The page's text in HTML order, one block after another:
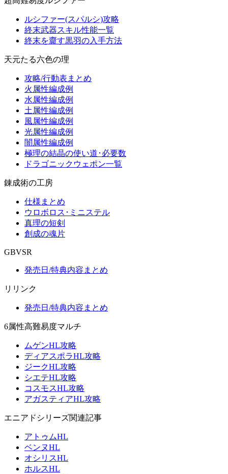
ルシファー(スパルシ)攻略
終末武器スキル性能一覧
終末を齎す黒羽の入手方法
天元たる六色の理
攻略/行動表まとめ
火属性編成例
水属性編成例
土属性編成例
風属性編成例
光属性編成例
闇属性編成例
極理の結晶の使い道･必要数
ドラゴニックウェポン一覧
錬成術の工房
仕様まとめ
ウロボロス･ミニステル
真理の短剣
創成の魂片
GBVSR
発売日/特典内容まとめ
リリンク
発売日/特典内容まとめ
6属性高難易度マルチ
ムゲンHL攻略
ディアスポラHL攻略
ジークHL攻略
シエテHL攻略
コスモスHL攻略
アガスティアHL攻略
エニアドシリーズ関連記事
アトゥムHL
ベンヌHL
オシリスHL
ホルスHL